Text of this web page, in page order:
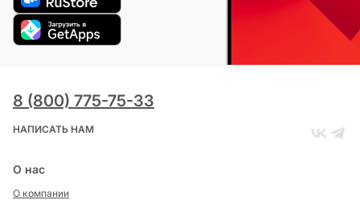
8 (800) 775-75-33
НАПИСАТЬ НАМ
О нас
О компании